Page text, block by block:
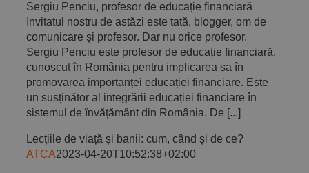
Sergiu Penciu, profesor de educație financiară
Invitatul nostru de astăzi este tată, blogger, om de
comunicare și profesor. Dar nu orice profesor.
Sergiu Penciu este profesor de educație financiară,
cunoscut în România pentru implicarea sa în
promovarea importanței educației financiare. Este
un susținător al integrării educației financiare în
sistemul de învățământ din România. De [...]
Lecțiile de viață și banii: cum, când și de ce?
ATCA2023-04-20T10:52:38+02:00